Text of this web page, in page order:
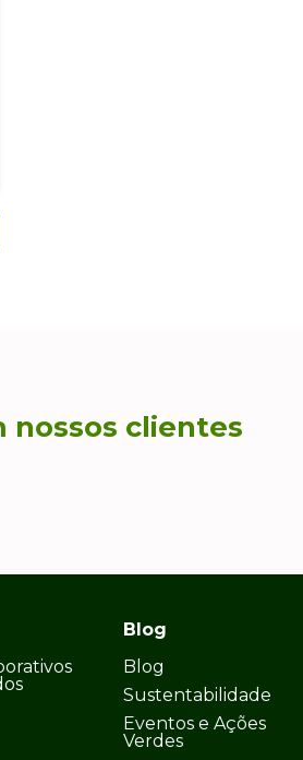
nossos clientes
Blog
Blog
Sustentabilidade
Eventos e Ações
Verdes